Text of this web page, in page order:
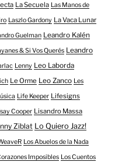
La Secuela Las Manos de
Laszlo Gardony La Vaca Lunar
Guelman Leandro Kalén
& Si Vos Querés Leandro
Lenny Leo Laborda
Le Orme Leo Zanco Les
Life Keeper Lifesigns
Cooper Lisandro Massa
Ziblat Lo Quiero Jazz!
Los Abuelos de la Nada
Imposibles Los Cuentos